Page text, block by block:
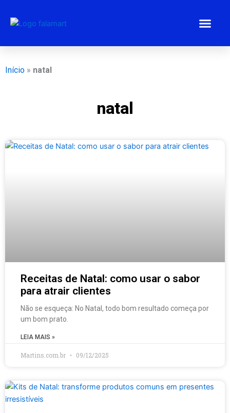
para
Início » natal
natal
Receitas de Natal: como usar o sabor
para atrair clientes
Não se esqueça: No Natal, todo bom resultado começa por
um bom prato.
LEIA MAIS »
Martins.com.br 09/12/2025